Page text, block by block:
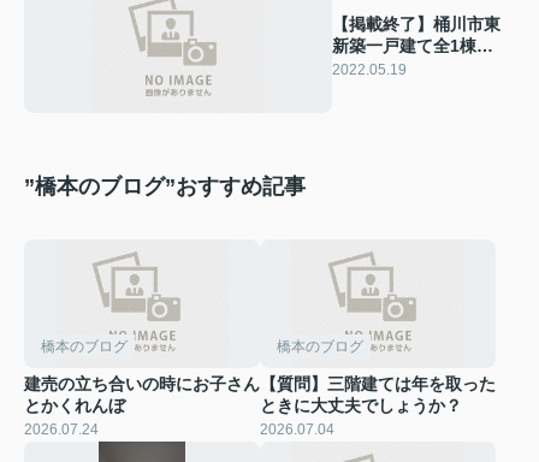
【掲載終了】桶川市東
新築一戸建て全1棟
Ricca
2022.05.19
”橋本のブログ”おすすめ記事
橋本のブログ
建売の立ち合いの時にお子さん
とかくれんぼ
2026.07.24
橋本のブログ
【質問】三階建ては年を取った
ときに大丈夫でしょうか？
2026.07.04